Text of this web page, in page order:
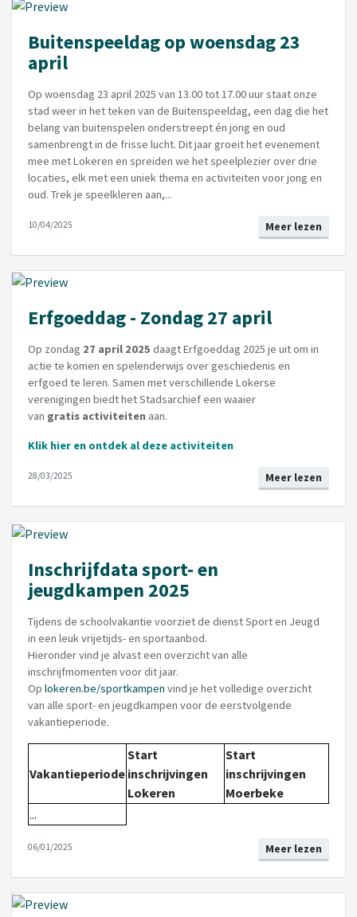
Buitenspeeldag op woensdag 23
april
Op woensdag 23 april 2025 van 13.00 tot 17.00 uur staat onze
stad weer in het teken van de Buitenspeeldag, een dag die het
belang van buitenspelen onderstreept én jong en oud
samenbrengt in de frisse lucht. Dit jaar groeit het evenement
mee met Lokeren en spreiden we het speelplezier over drie
locaties, elk met een uniek thema en activiteiten voor jong en
oud. Trek je speelkleren aan,...
Meer lezen
10/04/2025
Erfgoeddag - Zondag 27 april
Op zondag 27 april 2025 daagt Erfgoeddag 2025 je uit om in
actie te komen en spelenderwijs over geschiedenis en
erfgoed te leren. Samen met verschillende Lokerse
verenigingen biedt het Stadsarchief een waaier
van gratis activiteiten aan.
Klik hier en ontdek al deze activiteiten
Meer lezen
28/03/2025
Inschrijfdata sport- en
jeugdkampen 2025
Tijdens de schoolvakantie voorziet de dienst Sport en Jeugd
in een leuk vrijetijds- en sportaanbod.
Hieronder vind je alvast een overzicht van alle
inschrijfmomenten voor dit jaar.
Op lokeren.be/sportkampen vind je het volledige overzicht
van alle sport- en jeugdkampen voor de eerstvolgende
vakantieperiode.
Vakantieperiode
Start
inschrijvingen
Lokeren
Start
inschrijvingen
Moerbeke
...
Meer lezen
06/01/2025